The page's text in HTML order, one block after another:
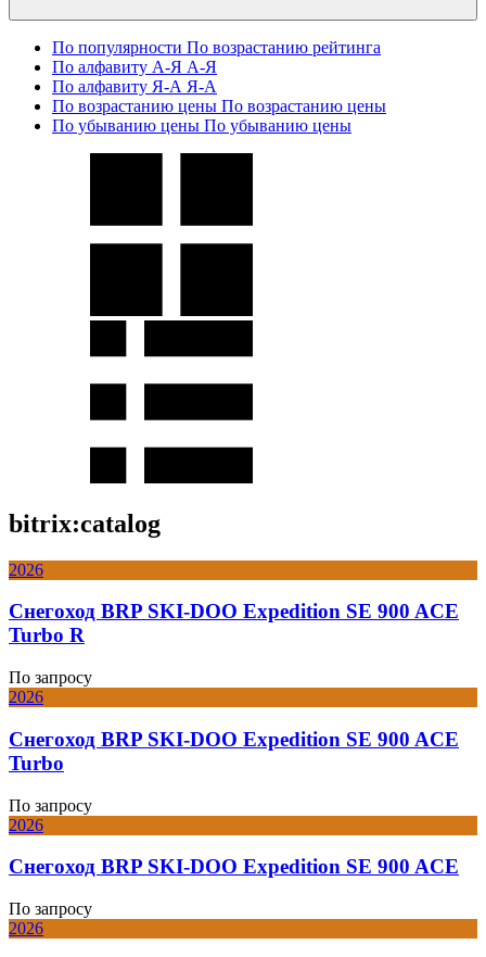
По популярности По возрастанию рейтинга
По алфавиту А-Я А-Я
По алфавиту Я-А Я-А
По возрастанию цены По возрастанию цены
По убыванию цены По убыванию цены
bitrix:catalog
2026
Снегоход BRP SKI-DOO Expedition SE 900 ACE
Turbo R
По запросу
2026
Снегоход BRP SKI-DOO Expedition SE 900 ACE
Turbo
По запросу
2026
Снегоход BRP SKI-DOO Expedition SE 900 ACE
По запросу
2026